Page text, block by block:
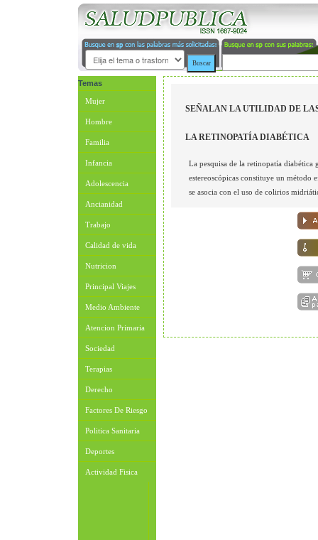
Temas
Mujer
Hombre
Familia
Infancia
Adolescencia
Ancianidad
Trabajo
Calidad de vida
Nutricion
Principal Viajes
Medio Ambiente
Atencion Primaria
Sociedad
Terapias
Derecho
Factores De Riesgo
Politica Sanitaria
Deportes
Actividad Fisica
SEÑALAN LA UTILIDAD DE
LA RETINOPATÍA DIABÉTICA
La pesquisa de la retinopatía diabética
estereoscópicas constituye un método
se asocia con el uso de colirios